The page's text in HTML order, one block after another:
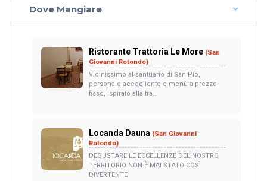
Dove Mangiare
Ristorante Trattoria Le More (San
Giovanni Rotondo)
Vicinissimo al santuario di San Pio,
personale accogliente e menù a prezzo
fisso, ispirato alla tra...
Locanda Dauna (San Giovanni
Rotondo)
DEGUSTARE LE ECCELLENZE DEL NOSTRO
TERRITORIO NON È MAI STATO COSÌ
DIVERTENTE